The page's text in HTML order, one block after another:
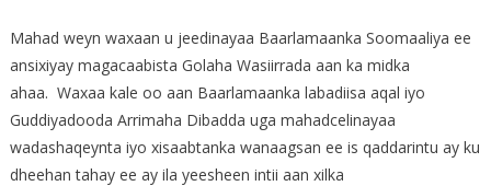
Mahad weyn waxaan u jeedinayaa Baarlamaanka Soomaaliya ee
ansixiyay magacaabista Golaha Wasiirrada aan ka midka
ahaa. Waxaa kale oo aan Baarlamaanka labadiisa aqal iyo
Guddiyadooda Arrimaha Dibadda uga mahadcelinayaa
wadashaqeynta iyo xisaabtanka wanaagsan ee is qaddarintu ay ku
dheehan tahay ee ay ila yeesheen intii aan xilka